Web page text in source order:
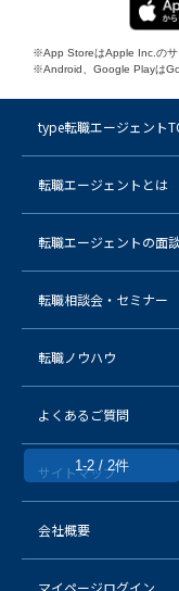
1-2 / 2件
※App StoreはApple Inc.のサ
※Android、Google Playは
type転職エージェント
転職エージェントとは
転職エージェントの面
転職相談会・セミナー
転職ノウハウ
よくあるご質問
サイトマップ
会社概要
マイページログイン